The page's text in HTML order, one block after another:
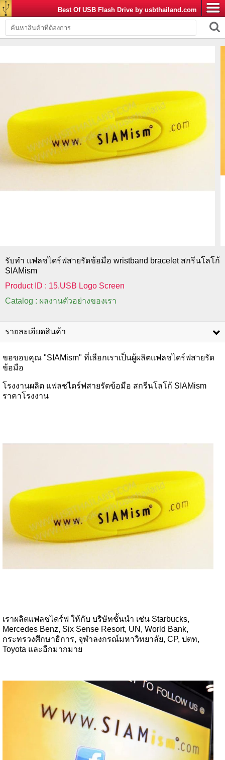
Best Of USB Flash Drive by usbthailand.com
รับทำ แฟลชไดร์ฟสายรัดข้อมือ wristband bracelet สกรีนโลโก้
SIAMism
Product ID : 15.USB Logo Screen
Catalog : ผลงานตัวอย่างของเรา
รายละเอียดสินค้า
ขอขอบคุณ "SIAMism" ที่เลือกเราเป็นผู้ผลิตแฟลชไดร์ฟสายรัด
ข้อมือ
โรงงานผลิต แฟลชไดร์ฟสายรัดข้อมือ สกรีนโลโก้ SIAMism
ราคาโรงงาน
เราผลิตแฟลชไดร์ฟ ให้กับ บริษัทชั้นนำ เช่น Starbucks,
Mercedes Benz, Six Sense Resort, UN, World Bank,
กระทรวงศึกษาธิการ, จุฬาลงกรณ์มหาวิทยาลัย, CP, ปตท,
Toyota และอีกมากมาย